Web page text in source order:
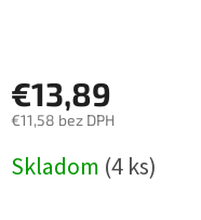
€13,89
€11,58 bez DPH
cena:
Skladom (4 ks)